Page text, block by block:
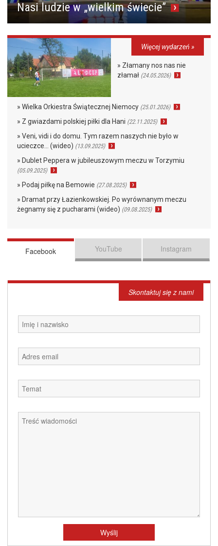
Nasi ludzie w „wielkim świecie”
Więcej wydarzeń »
» Złamany nos nas nie
złamał (24.05.2026)
» Wielka Orkiestra Świątecznej Niemocy (25.01.2026)
» Z gwiazdami polskiej piłki dla Hani (22.11.2025)
» Veni, vidi i do domu. Tym razem naszych nie było w
ucieczce… (wideo) (13.09.2025)
» Dublet Peppera w jubileuszowym meczu w Torzymiu
(05.09.2025)
» Podaj piłkę na Bemowie (27.08.2025)
» Dramat przy Łazienkowskiej. Po wyrównanym meczu
żegnamy się z pucharami (wideo) (09.08.2025)
Facebook YouTube Instagram
Skontaktuj się z nami